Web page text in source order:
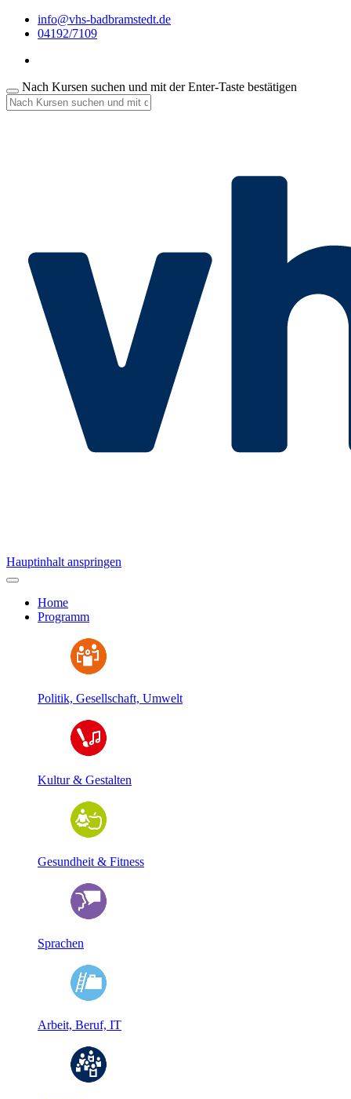
info@vhs-badbramstedt.de
04192/7109
Nach Kursen suchen und mit der Enter-Taste bestätigen
Hauptinhalt anspringen
Home
Programm
Politik, Gesellschaft, Umwelt
Kultur & Gestalten
Gesundheit & Fitness
Sprachen
Arbeit, Beruf, IT